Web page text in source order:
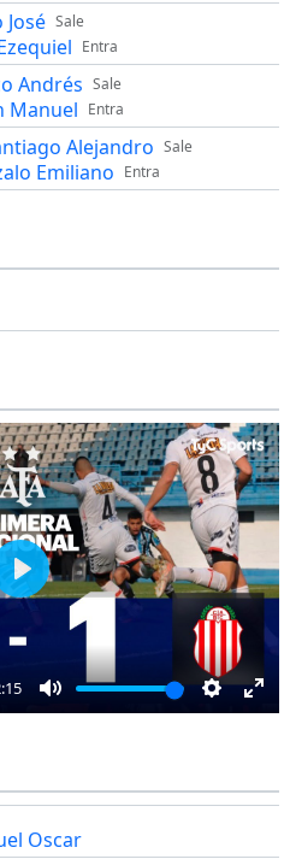
Sale
José
Entra
Sale
Andrés
Entra
Manuel
Sale
Alejandro
Entra
Emiliano
Mute Settings
Play
Oscar